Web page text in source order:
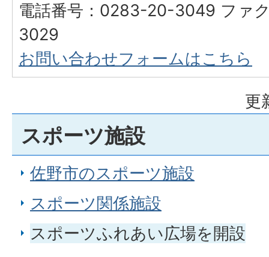
電話番号：0283-20-3049 ファ
3029
お問い合わせフォームはこちら
更
スポーツ施設
佐野市のスポーツ施設
スポーツ関係施設
スポーツふれあい広場を開設